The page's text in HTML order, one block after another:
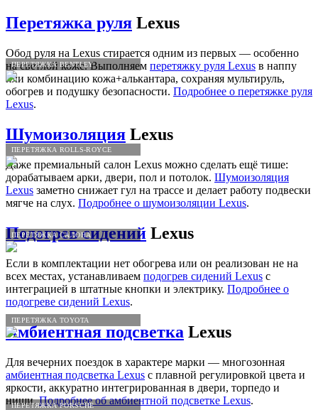
ПЕРЕТЯЖКА BENTLEY
ПЕРЕТЯЖКА ROLLS-ROYCE
ПЕРЕТЯЖКА САЛОНА
ПЕРЕТЯЖКА TOYOTA
ПЕРЕТЯЖКА PORSCHE
Перетяжка руля Lexus
Обод руля на Lexus стирается одним из первых — особенно
на светлой коже. Выполняем перетяжку руля Lexus в наппу
или комбинацию кожа+алькантара, сохраняя мультируль,
обогрев и подушку безопасности. Подробнее о перетяжке руля
Lexus.
Шумоизоляция Lexus
Даже премиальный салон Lexus можно сделать ещё тише:
дорабатываем арки, двери, пол и потолок. Шумоизоляция
Lexus заметно снижает гул на трассе и делает работу подвески
мягче на слух. Подробнее о шумоизоляции Lexus.
Подогрев сидений Lexus
Если в комплектации нет обогрева или он реализован не на
всех местах, устанавливаем подогрев сидений Lexus с
интеграцией в штатные кнопки и электрику. Подробнее о
подогреве сидений Lexus.
Амбиентная подсветка Lexus
Для вечерних поездок в характере марки — многозонная
амбиентная подсветка Lexus с плавной регулировкой цвета и
яркости, аккуратно интегрированная в двери, торпедо и
ниши.Подробнее об амбиентной подсветке Lexus.